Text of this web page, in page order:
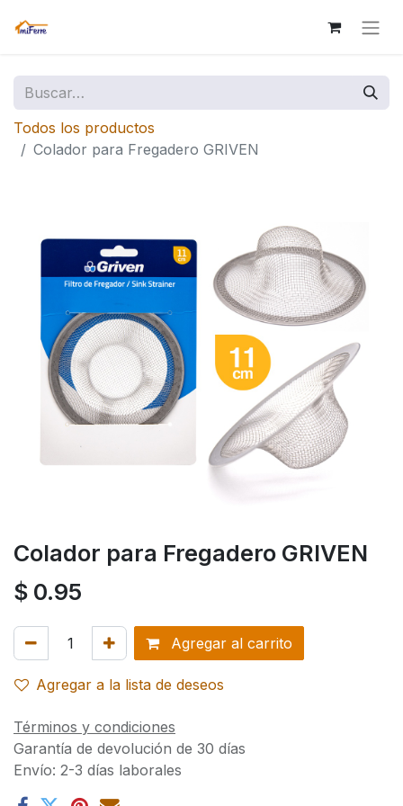
Todos los productos
Colador para Fregadero GRIVEN
Colador para Fregadero GRIVEN
$ 0.95
Agregar al carrito
Agregar a la lista de deseos
Términos y condiciones
Garantía de devolución de 30 días
Envío: 2-3 días laborales